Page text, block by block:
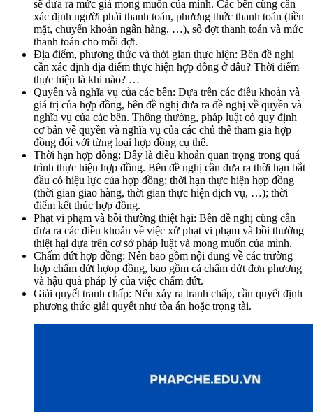
sẽ đưa ra mức giá mong muốn của mình. Các bên cũng cần
xác định người phải thanh toán, phương thức thanh toán (tiền
mặt, chuyển khoản ngân hàng, …), số đợt thanh toán và mức
thanh toán cho mỗi đợt.
Địa điểm, phương thức và thời gian thực hiện: Bên đề nghị
cần xác định địa điểm thực hiện hợp đồng ở đâu? Thời điểm
thực hiện là khi nào? …
Quyền và nghĩa vụ của các bên: Dựa trên các điều khoản và
giá trị của hợp đồng, bên đề nghị đưa ra đề nghị về quyền và
nghĩa vụ của các bên. Thông thường, pháp luật có quy định
cơ bản về quyền và nghĩa vụ của các chủ thể tham gia hợp
đồng đối với từng loại hợp đồng cụ thể.
Thời hạn hợp đồng: Đây là điều khoản quan trọng trong quá
trình thực hiện hợp đồng. Bên đề nghị cần đưa ra thời hạn bắt
đầu có hiệu lực của hợp đồng; thời hạn thực hiện hợp đồng
(thời gian giao hàng, thời gian thực hiện dịch vụ, …); thời
điểm kết thúc hợp đồng.
Phạt vi phạm và bồi thường thiệt hại: Bên đề nghị cũng cần
đưa ra các điều khoản về việc xử phạt vi phạm và bồi thường
thiệt hại dựa trên cơ sở pháp luật và mong muốn của mình.
Chấm dứt hợp đồng: Nên bao gồm nội dung về các trường
hợp chấm dứt hợop đồng, bao gồm cả chấm dứt đơn phương
và hậu quả pháp lý của việc chấm dứt.
Giải quyết tranh chấp: Nếu xảy ra tranh chấp, cần quyết định
phương thức giải quyết như tòa án hoặc trọng tài.